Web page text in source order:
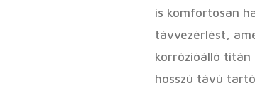
is komfortosan
távvezérlést,
korrózióálló titán
hosszú távú